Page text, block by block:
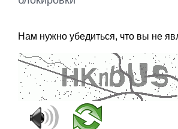
Нам нужно убедиться, что вы не